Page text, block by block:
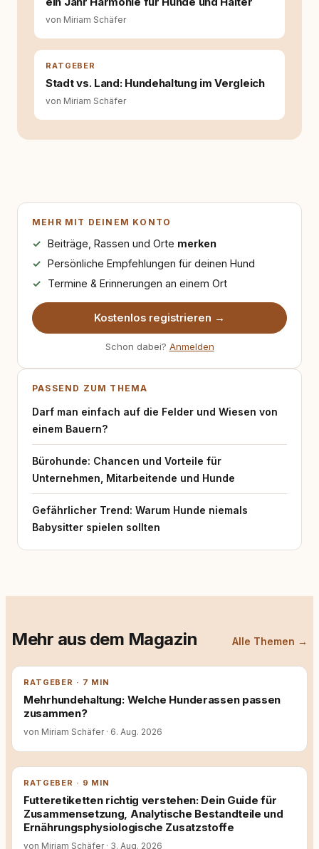
von Miriam Schäfer
RATGEBER
Stadt vs. Land: Hundehaltung im Vergleich
von Miriam Schäfer
MEHR MIT DEINEM KONTO
Beiträge, Rassen und Orte merken
Persönliche Empfehlungen für deinen Hund
Termine & Erinnerungen an einem Ort
Kostenlos registrieren →
Schon dabei? Anmelden
PASSEND ZUM THEMA
Darf man einfach auf die Felder und Wiesen von
einem Bauern?
Bürohunde: Chancen und Vorteile für
Unternehmen, Mitarbeitende und Hunde
Gefährlicher Trend: Warum Hunde niemals
Babysitter spielen sollten
Mehr aus dem Magazin Alle Themen →
RATGEBER · 7 MIN
Mehrhundehaltung: Welche Hunderassen passen
zusammen?
von Miriam Schäfer · 6. Aug. 2026
RATGEBER · 9 MIN
Futteretiketten richtig verstehen: Dein Guide für
Zusammensetzung, Analytische Bestandteile und
Ernährungsphysiologische Zusatzstoffe
von Miriam Schäfer · 3. Aug. 2026